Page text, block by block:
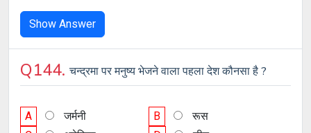
Show Answer
Q144.चन्द्रमा पर मनुष्य भेजने वाला पहला देश कौनसा है ?
A जर्मनी B
रूस